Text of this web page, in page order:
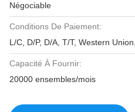
Négociable
Conditions De Paiement:
L/C, D/P, D/A, T/T, Western
Capacité À Fournir:
20000 ensembles/mois